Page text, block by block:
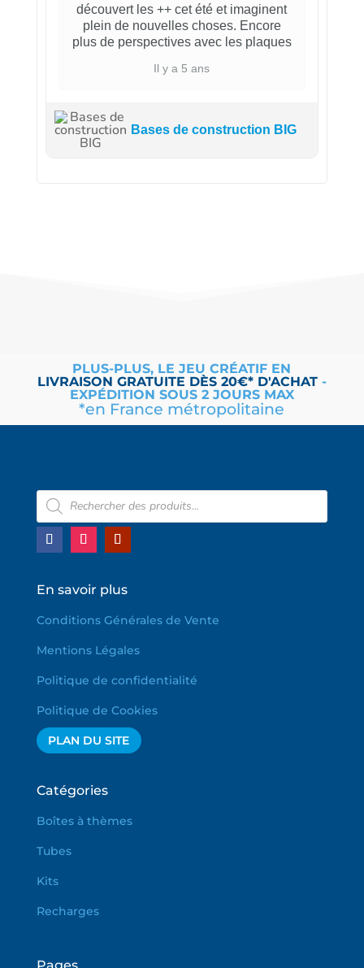
découvert les ++ cet été et imaginent
plein de nouvelles choses. Encore
plus de perspectives avec les plaques
Il y a 5 ans
Bases de construction BIG
PLUS-PLUS, LE JEU CRÉATIF EN
LIVRAISON GRATUITE DÈS 20€* D'ACHAT -
EXPÉDITION SOUS 2 JOURS MAX
*en France métropolitaine
Recherche
de
produits
En savoir plus
Conditions Générales de Vente
Mentions Légales
Politique de confidentialité
Politique de Cookies
PLAN DU SITE
Catégories
Boîtes à thèmes
Tubes
Kits
Recharges